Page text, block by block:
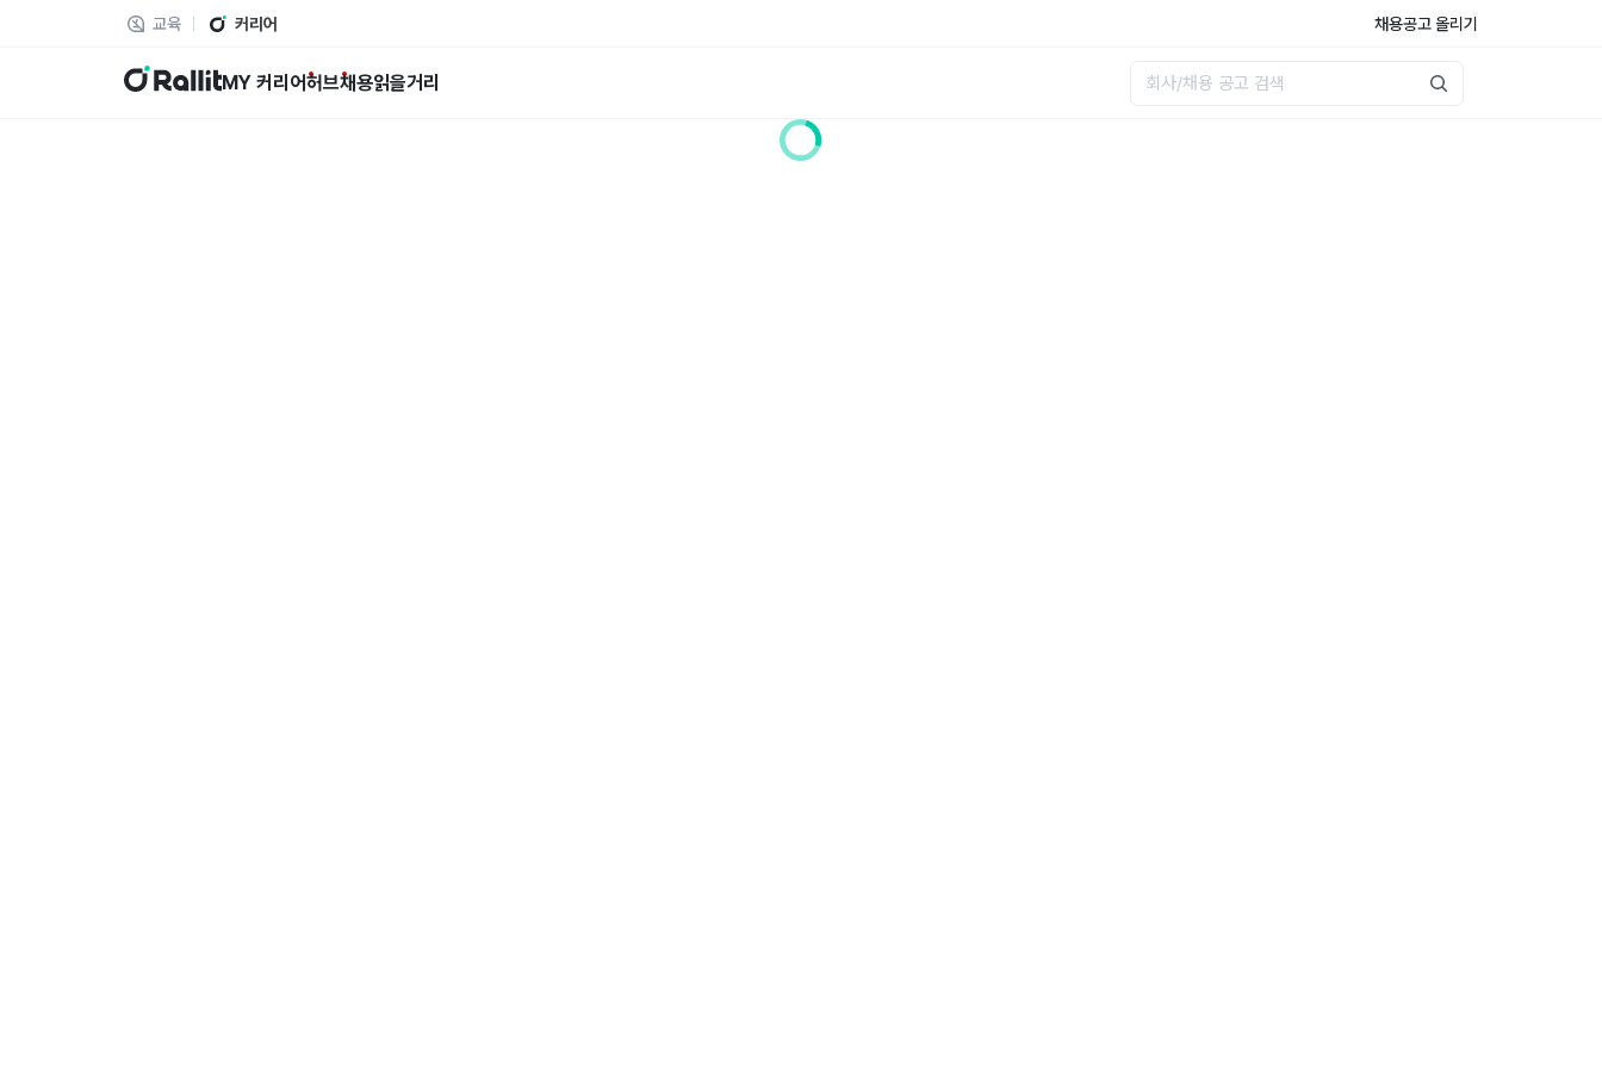
교육 커리어 채용공고 올리기
랠릿 MY 커리어허브채용읽을거리